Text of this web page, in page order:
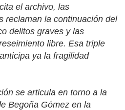
el archivo, las
reclaman la continuación del
delitos graves y las
libre. Esa triple
ya la fragilidad
se articula en torno a la
Begoña Gómez en la